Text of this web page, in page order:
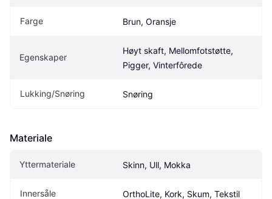
Farge Brun, Oransje
Egenskaper
Høyt skaft, Mellomfotstøtte,
Pigger, Vinterfôrede
Lukking/Snøring Snøring
Materiale
Yttermateriale Skinn, Ull, Mokka
Innersåle OrthoLite, Kork, Skum, Tekstil